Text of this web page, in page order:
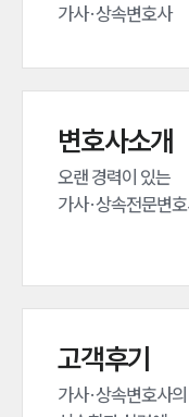
가사·상속변호사
변호사소개
오랜 경력이 있는
가사·상속전문변
고객후기
가사·상속변호사의